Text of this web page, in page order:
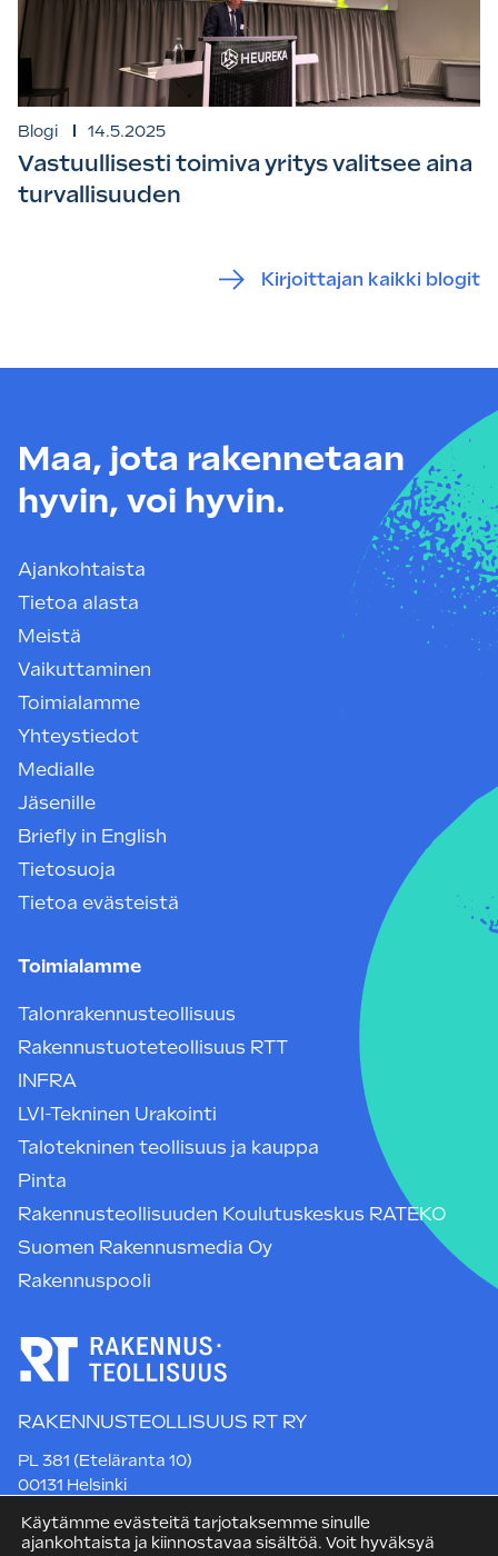
Blogi 14.5.2025
Vastuullisesti toimiva yritys valitsee aina
turvallisuuden
Kirjoittajan kaikki blogit
Maa, jota rakennetaan
hyvin, voi hyvin.
Ajankohtaista
Tietoa alasta
Meistä
Vaikuttaminen
Toimialamme
Yhteystiedot
Medialle
Jäsenille
Briefly in English
Tietosuoja
Tietoa evästeistä
Toimialamme
Talonrakennusteollisuus
Rakennustuoteteollisuus RTT
INFRA
LVI-Tekninen Urakointi
Talotekninen teollisuus ja kauppa
Pinta
Rakennusteollisuuden Koulutuskeskus RATEKO
Suomen Rakennusmedia Oy
Rakennuspooli
RAKENNUSTEOLLISUUS RT RY
PL 381 (Eteläranta 10)
00131 Helsinki
rt@rakennusteollisuus.fi
Käytämme evästeitä tarjotaksemme sinulle
ajankohtaista ja kiinnostavaa sisältöä. Voit hyväksyä